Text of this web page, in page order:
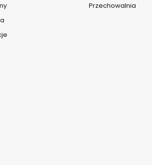
Przechowalnia